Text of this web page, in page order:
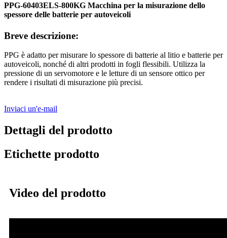
PPG-60403ELS-800KG Macchina per la misurazione dello
spessore delle batterie per autoveicoli
Breve descrizione:
PPG è adatto per misurare lo spessore di batterie al litio e batterie per
autoveicoli, nonché di altri prodotti in fogli flessibili. Utilizza la
pressione di un servomotore e le letture di un sensore ottico per
rendere i risultati di misurazione più precisi.
Inviaci un'e-mail
Dettagli del prodotto
Etichette prodotto
Video del prodotto